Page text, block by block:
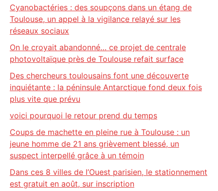
Cyanobactéries : des soupçons dans un étang de
Toulouse, un appel à la vigilance relayé sur les
réseaux sociaux
On le croyait abandonné… ce projet de centrale
photovoltaïque près de Toulouse refait surface
Des chercheurs toulousains font une découverte
inquiétante : la péninsule Antarctique fond deux fois
plus vite que prévu
voici pourquoi le retour prend du temps
Coups de machette en pleine rue à Toulouse : un
jeune homme de 21 ans grièvement blessé, un
suspect interpellé grâce à un témoin
Dans ces 8 villes de l’Ouest parisien, le stationnement
est gratuit en août, sur inscription